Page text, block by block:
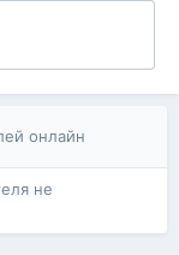
онлайн
не